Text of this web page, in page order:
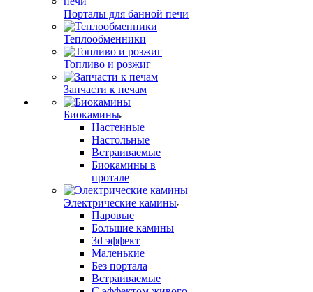
Порталы для банной печи
Теплообменники
Топливо и розжиг
Запчасти к печам
Биокамины
Настенные
Настольные
Встраиваемые
Биокамины в
протале
Электрические камины
Паровые
Большие камины
3d эффект
Маленькие
Без портала
Встраиваемые